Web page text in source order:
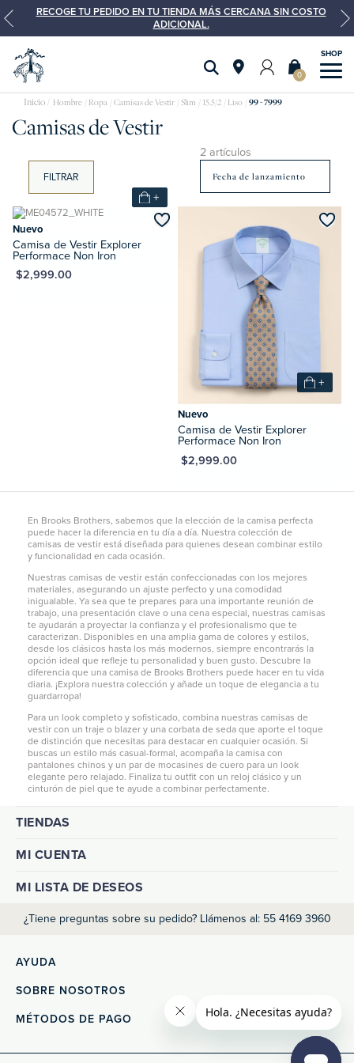
RECOGE TU PEDIDO EN TU TIENDA MÁS CERCANA SIN COSTO
ADICIONAL.
0
Camisas
de
vestir
Hombre Ropa Camisas de Vestir Slim 15.5/2 Liso 99 - 7999
Camisas de Vestir
FILTRAR
2 artículos
+
Nuevo
Camisa de Vestir Explorer
Performace Non Iron
$2,999.00
+
Nuevo
Camisa de Vestir Explorer
Performace Non Iron
MXN $2,999.00
En Brooks Brothers, sabemos que la elección de la camisa perfecta
puede hacer la diferencia en tu día a día. Nuestra colección de
camisas de vestir está diseñada para quienes desean combinar estilo
y funcionalidad en cada ocasión.
Nuestras camisas de vestir están confeccionadas con los mejores
materiales, asegurando un ajuste perfecto y una comodidad
inigualable. Ya sea que te prepares para una importante reunión de
trabajo, una presentación clave o una cena especial, nuestras camisas
te ayudarán a proyectar la confianza y el profesionalismo que te
caracterizan. Disponibles en una amplia gama de colores y estilos,
desde los clásicos hasta los más modernos, siempre encontrarás la
opción ideal que refleje tu personalidad y buen gusto. Descubre la
diferencia que una camisa de Brooks Brothers puede hacer en tu vida
diaria. ¡Explora nuestra colección y añade un toque de elegancia a tu
guardarropa!
Para un look completo y sofisticado, combina nuestras camisas de
vestir con un traje o blazer y una corbata de seda que aporte el toque
de distinción que necesitas para destacar en cualquier ocasión. Si
buscas un estilo más casual-formal, acompaña la camisa con
pantalones chinos y un par de mocasines de cuero para un look
elegante pero relajado. Finaliza tu outfit con un reloj clásico y un
cinturón de piel que te ayude a combinar perfectamente.
TIENDAS
MI CUENTA
MI LISTA DE DESEOS
¿Tiene preguntas sobre su pedido? Llámenos al: 55 4169 3960
AYUDA
SOBRE NOSOTROS
MÉTODOS DE PAGO